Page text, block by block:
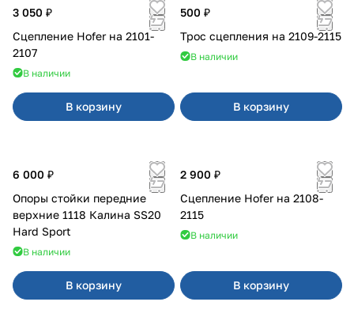
3 050 ₽
Сцепление Hofer на 2101-
2107
В наличии
В корзину
500 ₽
Трос сцепления на 2109-2115
В наличии
В корзину
6 000 ₽
Опоры стойки передние
верхние 1118 Калина SS20
Hard Sport
В наличии
В корзину
2 900 ₽
Сцепление Hofer на 2108-
2115
В наличии
В корзину